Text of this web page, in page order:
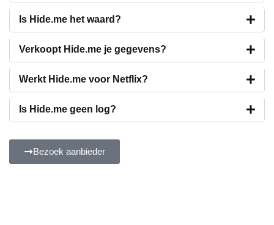
Is Hide.me het waard?
Verkoopt Hide.me je gegevens?
Werkt Hide.me voor Netflix?
Is Hide.me geen log?
Bezoek aanbieder